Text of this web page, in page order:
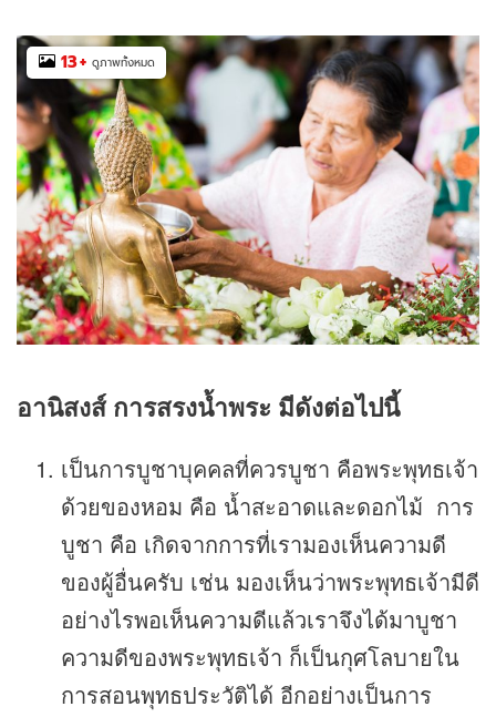
13+ ดูภาพทั้งหมด
อานิสงส์ การสรงน้ำพระ มีดังต่อไปนี้
เป็นการบูชาบุคคลที่ควรบูชา คือพระพุทธเจ้า
ด้วยของหอม คือ น้ำสะอาดและดอกไม้ การ
บูชา คือ เกิดจากการที่เรามองเห็นความดี
ของผู้อื่นครับ เช่น มองเห็นว่าพระพุทธเจ้ามีดี
อย่างไรพอเห็นความดีแล้วเราจึงได้มาบูชา
ความดีของพระพุทธเจ้า ก็เป็นกุศโลบายใน
การสอนพุทธประวัติได้ อีกอย่างเป็นการ